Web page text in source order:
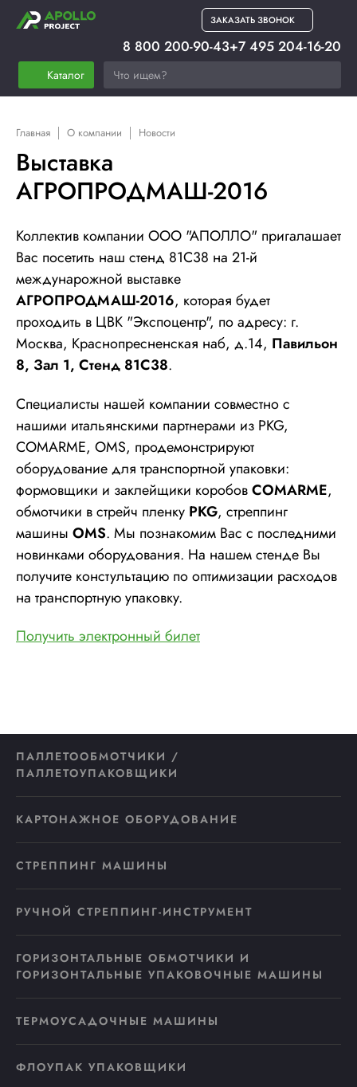
ЗАКАЗАТЬ ЗВОНОК
Каталог
8 800 200-90-43+7 495 204-16-20
Главная О компании Новости
Выставка
АГРОПРОДМАШ-2016
Коллектив компании ООО "АПОЛЛО" пригалашает
Вас посетить наш стенд 81С38 на 21-й
междунарожной выставке
АГРОПРОДМАШ-2016, которая будет
проходить в ЦВК "Экспоцентр", по адресу: г.
Москва, Краснопресненская наб, д.14, Павильон
8, Зал 1, Стенд 81С38.
Специалисты нашей компании совместно с
нашими итальянскими партнерами из PKG,
COMARME, OMS, продемонстрируют
оборудование для транспортной упаковки:
формовщики и заклейщики коробовCOMARME,
обмотчики в стрейч пленку PKG, стреппинг
машины OMS. Мы познакомим Вас с последними
новинками оборудования. На нашем стенде Вы
получите констультацию по оптимизации расходов
на транспортную упаковку.
Получить электронный билет
ПАЛЛЕТООБМОТЧИКИ /
ПАЛЛЕТОУПАКОВЩИКИ
КАРТОНАЖНОЕ ОБОРУДОВАНИЕ
СТРЕППИНГ МАШИНЫ
РУЧНОЙ СТРЕППИНГ-ИНСТРУМЕНТ
ГОРИЗОНТАЛЬНЫЕ ОБМОТЧИКИ И
ГОРИЗОНТАЛЬНЫЕ УПАКОВОЧНЫЕ МАШИНЫ
ТЕРМОУСАДОЧНЫЕ МАШИНЫ
ФЛОУПАК УПАКОВЩИКИ